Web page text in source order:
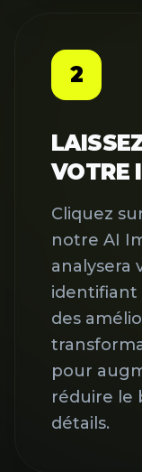
2
VOTRE
Cliquez
notre AI
analysera
identifiant
des
pour
réduire le
détails.